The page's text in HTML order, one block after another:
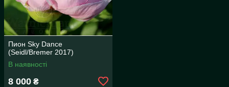
Пион Sky Dance
(Seidl/Bremer 2017)
В наявності
8 000 ₴